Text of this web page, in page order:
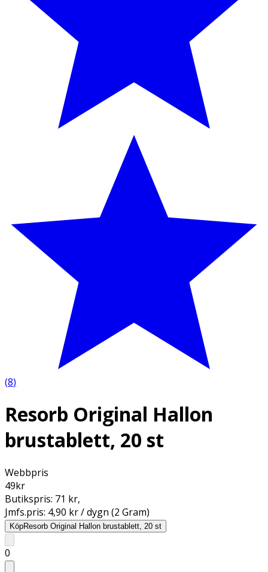
(8)
Resorb Original Hallon
brustablett, 20 st
Webbpris
49kr
Butikspris: 71 kr,
Jmfs.pris: 4,90 kr / dygn (2 Gram)
KöpResorb Original Hallon brustablett, 20 st
0